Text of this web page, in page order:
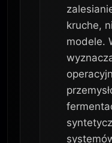
kruche,
modele.